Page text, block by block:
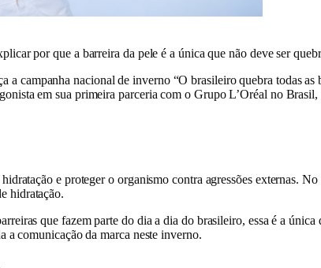
por que a barreira da pele é a única que não deve ser
campanha nacional de inverno “O brasileiro quebra todas as
em sua primeira parceria com o Grupo L’Oréal no
e proteger o organismo contra agressões externas.
hidratação.
que fazem parte do dia a dia do brasileiro, essa é a
a comunicação da marca neste inverno.